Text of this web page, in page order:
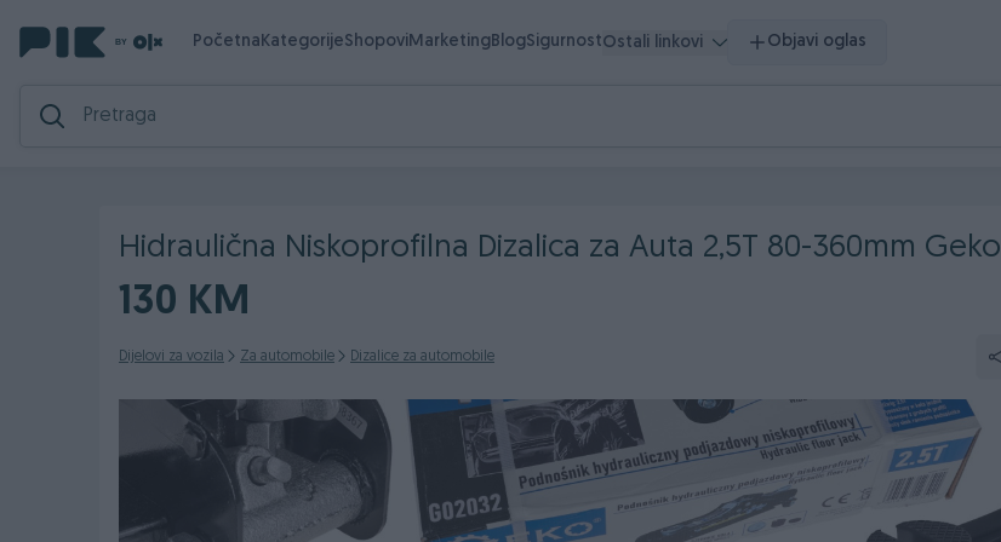
PočetnaKategorijeShopoviMarketingBlogSigurnostOstali linkovi Objavi oglas
Hidraulična Niskoprofilna Dizalica za Auta 2,5T 80-360mm Geko
130 KM
Dijelovi za vozila Za automobile Dizalice za automobile